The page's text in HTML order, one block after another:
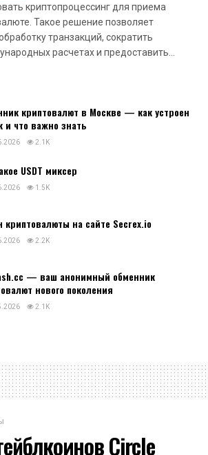
криптопроцессинг для приема
Такое решение позволяет
транзакций, сократить
расчетах и предоставить...
криптовалют в Москве — как устроен
и что важно знать
2.1K
USDT миксер
1.5K
криптовалюты на сайте Secrex.io
2.2K
— ваш анонимный обменник
нового поколения
2.1K
Circle